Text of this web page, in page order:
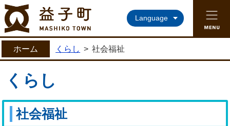
益子町ホームページ
Language
ホーム くらし > 社会福祉
くらし
社会福祉